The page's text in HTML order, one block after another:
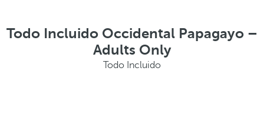
Todo Incluido Occidental Papagayo –
Adults Only
Todo Incluido